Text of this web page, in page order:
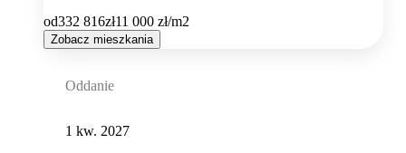
od332 816zł11 000 zł/m2
Zobacz mieszkania
Oddanie
1 kw. 2027